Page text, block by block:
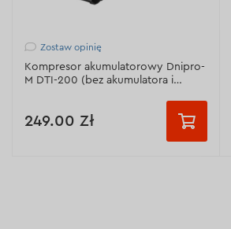
Zostaw opinię
Kompresor akumulatorowy Dnipro-
M DTI-200 (bez akumulatora i
249.00 Zł